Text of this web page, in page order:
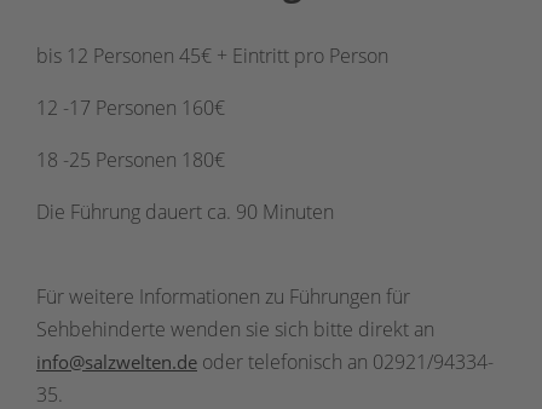
bis 12 Personen 45€ + Eintritt pro Person
12 -17 Personen 160€
18 -25 Personen 180€
Die Führung dauert ca. 90 Minuten
Für weitere Informationen zu Führungen für
Sehbehinderte wenden sie sich bitte direkt an
info@salzwelten.de oder telefonisch an 02921/94334-
35.